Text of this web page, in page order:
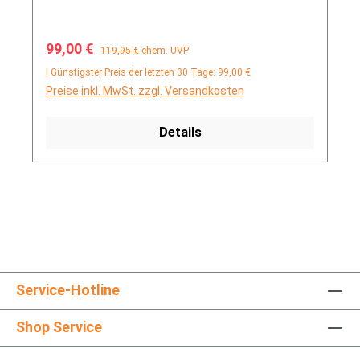
Verkaufspreis:
99,00 € Regulärer Preis:
119,95 € ehem. UVP
| Günstigster Preis der letzten 30 Tage: 99,00 €
Preise inkl. MwSt. zzgl. Versandkosten
Details
Service-Hotline
Shop Service